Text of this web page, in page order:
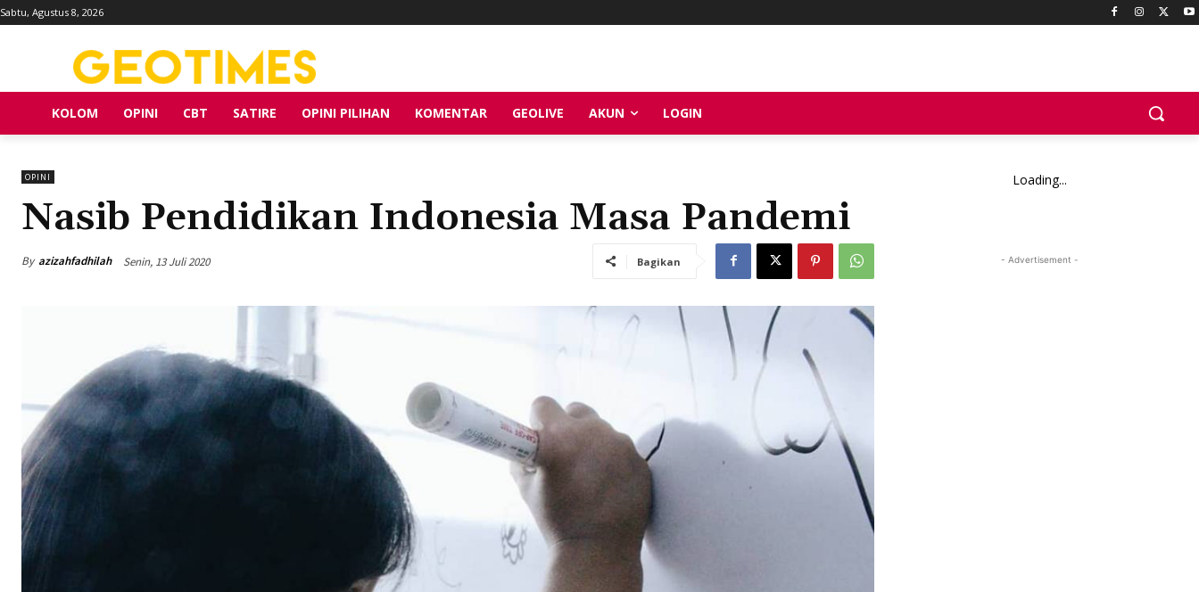
Sabtu, Agustus 8, 2026
KOLOM OPINI CBT SATIRE OPINI PILIHAN KOMENTAR GEOLIVE AKUN LOGIN
OPINI
Nasib Pendidikan Indonesia Masa Pandemi
By azizahfadhilah Senin, 13 Juli 2020 Bagikan
Loading...
- Advertisement -